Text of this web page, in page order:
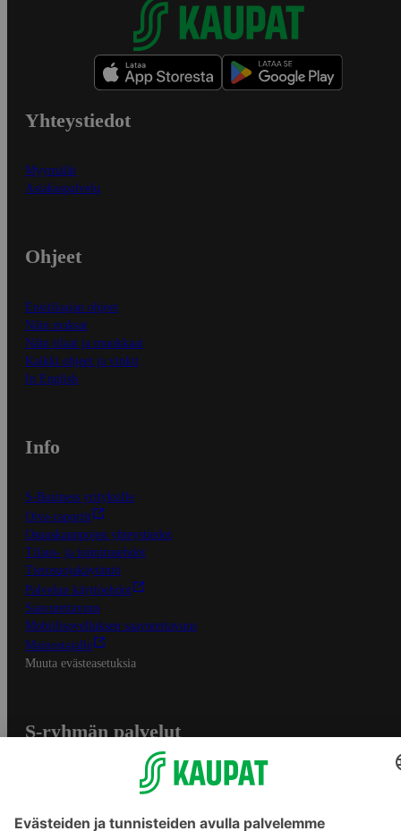
Yhteystiedot
Myymälät
Asiakaspalvelu
Ohjeet
Ensitilaajan ohjeet
Näin maksat
Näin tilaat ja muokkaat
Kaikki ohjeet ja vinkit
In English
Info
S-Business yrityksille
Oiva-raportit
Osuuskauppojen yhteystiedot
Tilaus- ja toimitusehdot
Tietosuojakäytäntö
Palvelun käyttöehdot
Saavutettavuus
Mobiilisovelluksen saavutettavuus
Mainostajalle
Muuta evästeasetuksia
S-ryhmän palvelut
Yhteishyvä Ruoka -sovellus